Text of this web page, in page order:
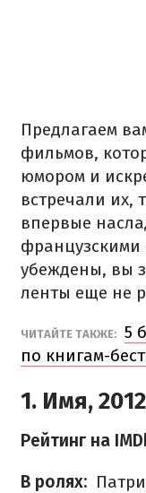
Предлагаем
фильмов,
юмором и
встречали их,
впервые
французскими
убеждены, вы
ленты еще не
ЧИТАЙТЕ ТАКЖЕ: 5
по книгам-
1. Имя, 2012
Рейтинг на
В ролях: